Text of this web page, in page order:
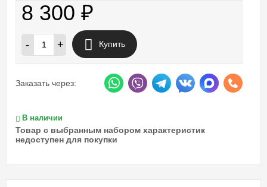
8 300 ₽
- + Купить
Заказать через:
В наличии
Товар с выбранным набором характеристик
недоступен для покупки